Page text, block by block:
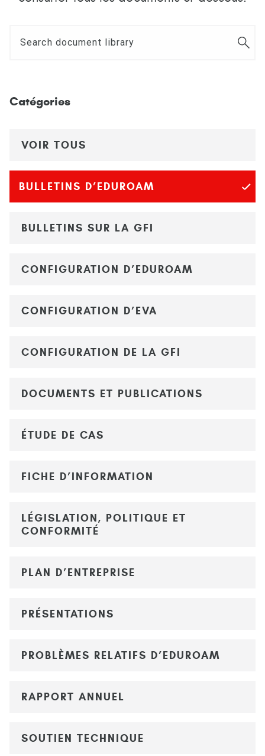
Catégories
VOIR TOUS
BULLETINS D’EDUROAM
BULLETINS SUR LA GFI
CONFIGURATION D’EDUROAM
CONFIGURATION D’EVA
CONFIGURATION DE LA GFI
DOCUMENTS ET PUBLICATIONS
ÉTUDE DE CAS
FICHE D’INFORMATION
LÉGISLATION, POLITIQUE ET
CONFORMITÉ
PLAN D’ENTREPRISE
PRÉSENTATIONS
PROBLÈMES RELATIFS D’EDUROAM
RAPPORT ANNUEL
SOUTIEN TECHNIQUE